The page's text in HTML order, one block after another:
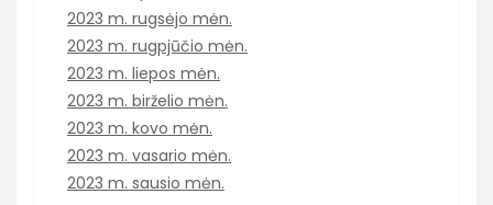
2023 m. rugsėjo mėn.
2023 m. rugpjūčio mėn.
2023 m. liepos mėn.
2023 m. birželio mėn.
2023 m. kovo mėn.
2023 m. vasario mėn.
2023 m. sausio mėn.